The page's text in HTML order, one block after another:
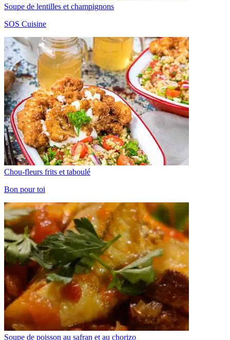
Soupe de lentilles et champignons
SOS Cuisine
Chou-fleurs frits et taboulé
Bon pour toi
Soupe de poisson au safran et au chorizo